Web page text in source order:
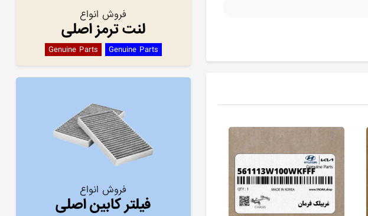
فروش انواع
لنت ترمز اصلی
Genuine Parts Genuine Parts
فروش انواع
فیلتر کابین اصلی